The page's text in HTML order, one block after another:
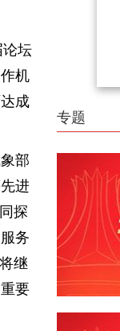
论坛
机
成
部
进
探
务
继
要
专题